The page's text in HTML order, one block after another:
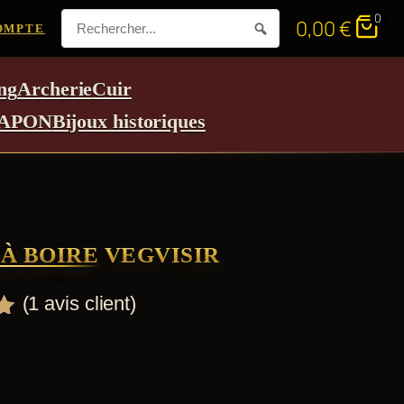
0,00€ 0
ArcherieCuir
Bijoux historiques
BOIRE VEGVISIR
(1 avis client)